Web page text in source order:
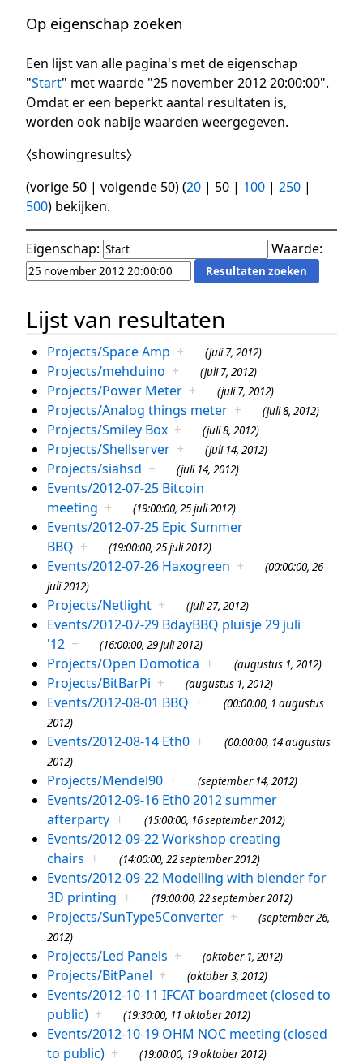
Op eigenschap zoeken
Een lijst van alle pagina's met de eigenschap
"Start" met waarde "25 november 2012 20:00:00".
Omdat er een beperkt aantal resultaten is,
worden ook nabije waarden weergegeven.
⧼showingresults⧽
(vorige 50 | volgende 50) (20 | 50 | 100 | 250 |
500) bekijken.
Eigenschap: Waarde:
Lijst van resultaten
Projects/Space Amp + (juli 7, 2012)
Projects/mehduino + (juli 7, 2012)
Projects/Power Meter + (juli 7, 2012)
Projects/Analog things meter + (juli 8, 2012)
Projects/Smiley Box + (juli 8, 2012)
Projects/Shellserver + (juli 14, 2012)
Projects/siahsd + (juli 14, 2012)
Events/2012-07-25 Bitcoin
meeting + (19:00:00, 25 juli 2012)
Events/2012-07-25 Epic Summer
BBQ + (19:00:00, 25 juli 2012)
Events/2012-07-26 Haxogreen +
(00:00:00, 26
juli 2012)
Projects/Netlight + (juli 27, 2012)
Events/2012-07-29 BdayBBQ pluisje 29 juli
'12 + (16:00:00, 29 juli 2012)
Projects/Open Domotica + (augustus 1, 2012)
Projects/BitBarPi + (augustus 1, 2012)
Events/2012-08-01 BBQ +
(00:00:00, 1 augustus
2012)
Events/2012-08-14 Eth0 +
(00:00:00, 14 augustus
2012)
Projects/Mendel90 + (september 14, 2012)
Events/2012-09-16 Eth0 2012 summer
afterparty + (15:00:00, 16 september 2012)
Events/2012-09-22 Workshop creating
chairs + (14:00:00, 22 september 2012)
Events/2012-09-22 Modelling with blender for
3D printing + (19:00:00, 22 september 2012)
Projects/SunType5Converter +
(september 26,
2012)
Projects/Led Panels + (oktober 1, 2012)
Projects/BitPanel + (oktober 3, 2012)
Events/2012-10-11 IFCAT boardmeet (closed to
public) + (19:30:00, 11 oktober 2012)
Events/2012-10-19 OHM NOC meeting (closed
to public) + (19:00:00, 19 oktober 2012)